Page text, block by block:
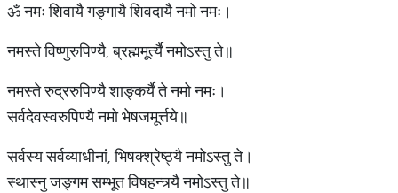
ॐ नमः शिवायै गङ्गायै शिवदायै नमो नमः।
नमस्ते विष्णुरुपिण्यै, ब्रह्ममूर्त्यै नमोऽस्तु ते॥
नमस्ते रुद्ररुपिण्यै शाङ्कर्यै ते नमो नमः।
सर्वदेवस्वरुपिण्यै नमो भेषजमूर्त्तये॥
सर्वस्य सर्वव्याधीनां, भिषक्श्रेष्ठ्यै नमोऽस्तु ते।
स्थास्नु जङ्गम सम्भूत विषहन्त्र्यै नमोऽस्तु ते॥